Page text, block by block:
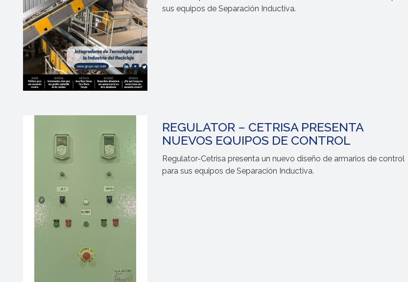
sus equipos de Separación Inductiva.
REGULATOR – CETRISA PRESENTA
NUEVOS EQUIPOS DE CONTROL
Regulator-Cetrisa presenta un nuevo diseño de armarios de control
para sus equipos de Separación Inductiva.